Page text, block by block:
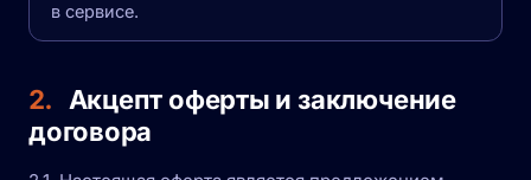
в сервисе.
2.
Акцепт оферты и заключение
договора